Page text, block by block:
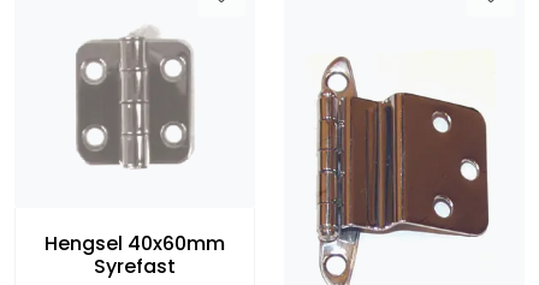
Hengsel 40x60mm
Syrefast